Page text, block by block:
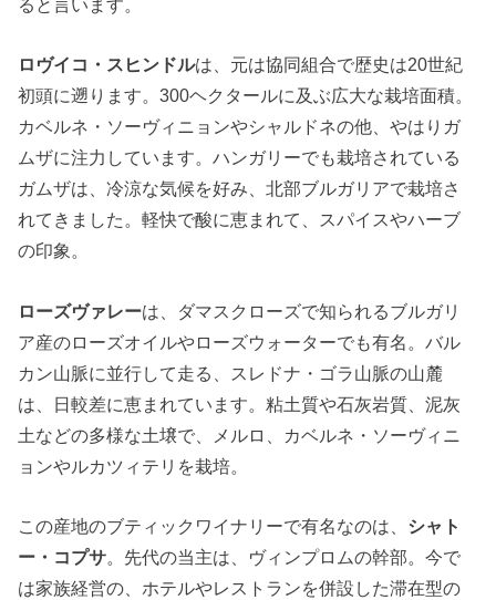
ると言います。
ロヴイコ・スヒンドルは、元は協同組合で歴史は20世紀
初頭に遡ります。300ヘクタールに及ぶ広大な栽培面積。
カベルネ・ソーヴィニョンやシャルドネの他、やはりガ
ムザに注力しています。ハンガリーでも栽培されている
ガムザは、冷涼な気候を好み、北部ブルガリアで栽培さ
れてきました。軽快で酸に恵まれて、スパイスやハーブ
の印象。
ローズヴァレーは、ダマスクローズで知られるブルガリ
ア産のローズオイルやローズウォーターでも有名。バル
カン山脈に並行して走る、スレドナ・ゴラ山脈の山麓
は、日較差に恵まれています。粘土質や石灰岩質、泥灰
土などの多様な土壌で、メルロ、カベルネ・ソーヴィニ
ョンやルカツィテリを栽培。
この産地のブティックワイナリーで有名なのは、 シャト
ー・コプサ。先代の当主は、ヴィンプロムの幹部。今で
は家族経営の、ホテルやレストランを併設した滞在型の